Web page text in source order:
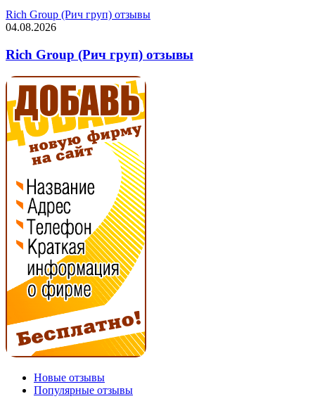
Rich Group (Рич груп) отзывы
04.08.2026
Rich Group (Рич груп) отзывы
Новые отзывы
Популярные отзывы